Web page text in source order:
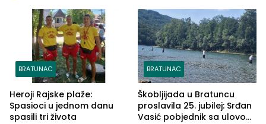
BRATUNAC
Heroji Rajske plaže:
Spasioci u jednom danu
spasili tri života
BRATUNAC
Škobljijada u Bratuncu
proslavila 25. jubilej: Srđan
Vasić pobjednik sa ulovom